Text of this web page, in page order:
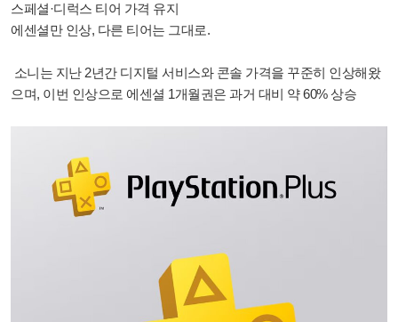
스페셜·디럭스 티어 가격 유지
에센셜만 인상, 다른 티어는 그대로.
소니는 지난 2년간 디지털 서비스와 콘솔 가격을 꾸준히 인상해왔
으며, 이번 인상으로 에센셜 1개월권은 과거 대비 약 60% 상승